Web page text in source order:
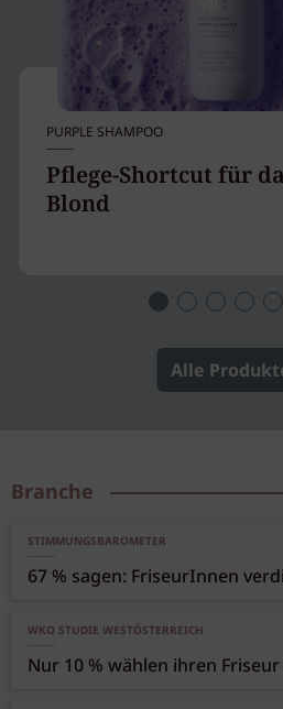
PURPLE SHAMPOO
Pflege-Shortcut für
Blond
Alle
Branche
STIMMUNGSBAROMETER
67 % sagen: FriseurInnen
WKO STUDIE WESTÖSTERREICH
Nur 10 % wählen ihren